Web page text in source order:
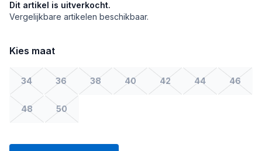
Dit artikel is uitverkocht.
Vergelijkbare artikelen beschikbaar.
Kies maat
34 36 38 40 42 44 46
48 50